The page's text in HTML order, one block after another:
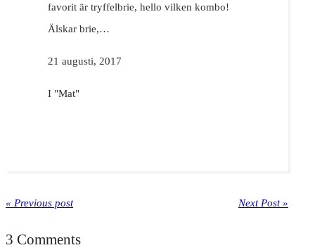
favorit är tryffelbrie, hello vilken kombo!
Älskar brie,…
21 augusti, 2017
I "Mat"
« Previous post Next Post »
3 Comments